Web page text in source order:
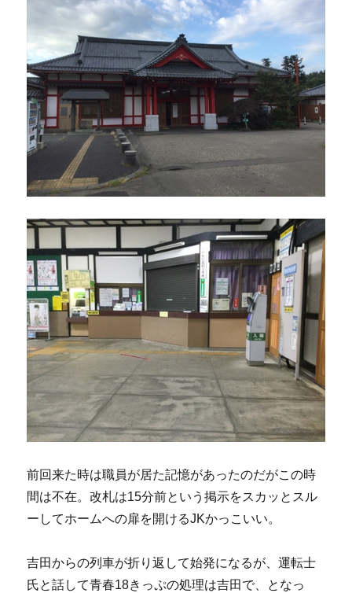
前回来た時は職員が居た記憶があったのだがこの時
間は不在。改札は15分前という掲示をスカッとスル
ーしてホームへの扉を開けるJKかっこいい。
吉田からの列車が折り返して始発になるが、運転士
氏と話して青春18きっぷの処理は吉田で、となっ